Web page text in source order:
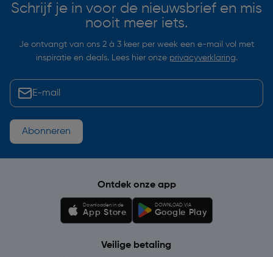
Schrijf je in voor de nieuwsbrief en mis
nooit meer iets.
Je ontvangt van ons 2 à 3 keer per week een e-mail vol met
inspiratie en deals. Lees hier onze privacyverklaring.
Abonneren
Ontdek onze app
Downloaden in de
App Store
DOWNLOAD VIA
Google Play
Veilige betaling